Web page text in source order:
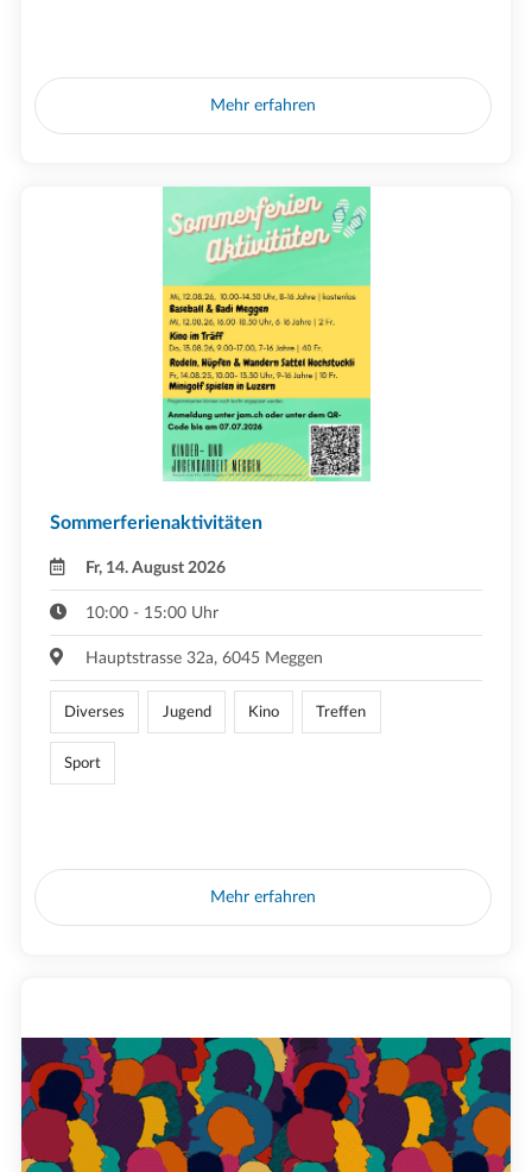
Mehr erfahren
Sommerferienaktivitäten
Fr, 14. August 2026
10:00 - 15:00 Uhr
Hauptstrasse 32a, 6045 Meggen
Diverses Jugend Kino Treffen
Sport
Mehr erfahren